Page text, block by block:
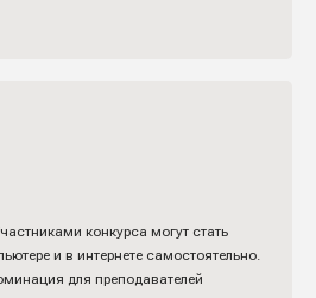
конкурса могут стать
и в интернете самостоятельно.
для преподавателей